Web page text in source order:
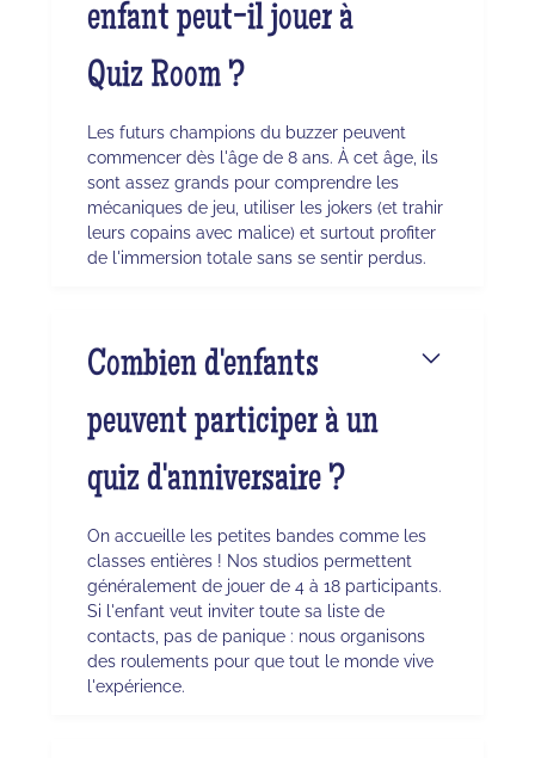
enfant peut-il jouer à
Quiz Room ?
Les futurs champions du buzzer peuvent
commencer dès l'âge de 8 ans. À cet âge, ils
sont assez grands pour comprendre les
mécaniques de jeu, utiliser les jokers (et trahir
leurs copains avec malice) et surtout profiter
de l'immersion totale sans se sentir perdus.
Combien d'enfants
peuvent participer à un
quiz d'anniversaire ?
On accueille les petites bandes comme les
classes entières ! Nos studios permettent
généralement de jouer de 4 à 18 participants.
Si l'enfant veut inviter toute sa liste de
contacts, pas de panique : nous organisons
des roulements pour que tout le monde vive
l'expérience.